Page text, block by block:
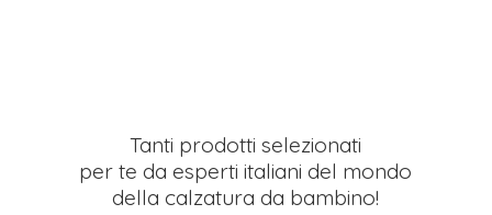
Tanti prodotti selezionati
per te da esperti italiani del mondo
della calzatura da bambino!